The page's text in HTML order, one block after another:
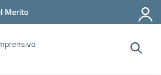
Merito